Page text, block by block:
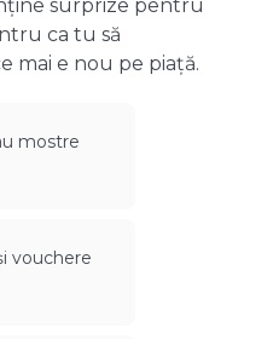
surprize pentru
ca tu să
mai e nou pe piață.
mostre
vouchere